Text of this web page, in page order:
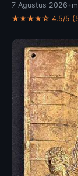
7 Agustus 2026 •
★★★★☆ 4.5/5